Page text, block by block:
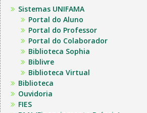
Sistemas UNIFAMA
Portal do Aluno
Portal do Professor
Portal do Colaborador
Biblioteca Sophia
Biblivre
Biblioteca Virtual
Biblioteca
Ouvidoria
FIES